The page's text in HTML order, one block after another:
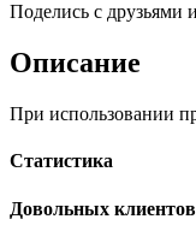
Поделись с друзьями
Описание
При использовании
Статистика
Довольных клиентов